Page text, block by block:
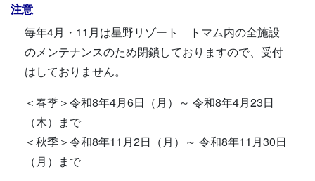
注意
毎年4月・11月は星野リゾート トマム内の全施設
のメンテナンスのため閉鎖しておりますので、受付
はしておりません。
＜春季＞令和8年4月6日（月）～ 令和8年4月23日
（木）まで
＜秋季＞令和8年11月2日（月）～ 令和8年11月30日
（月）まで